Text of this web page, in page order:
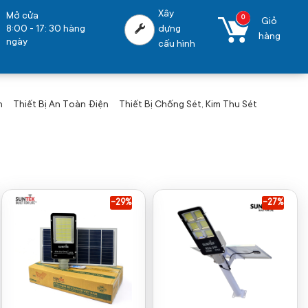
Mở cửa
8:00 - 17: 30 hàng
ngày
Xây
dựng
cấu hình
0
Giỏ
hàng
Thiết Bị An Toàn Điện Thiết Bị Chống Sét, Kim Thu Sét
-29% -27%